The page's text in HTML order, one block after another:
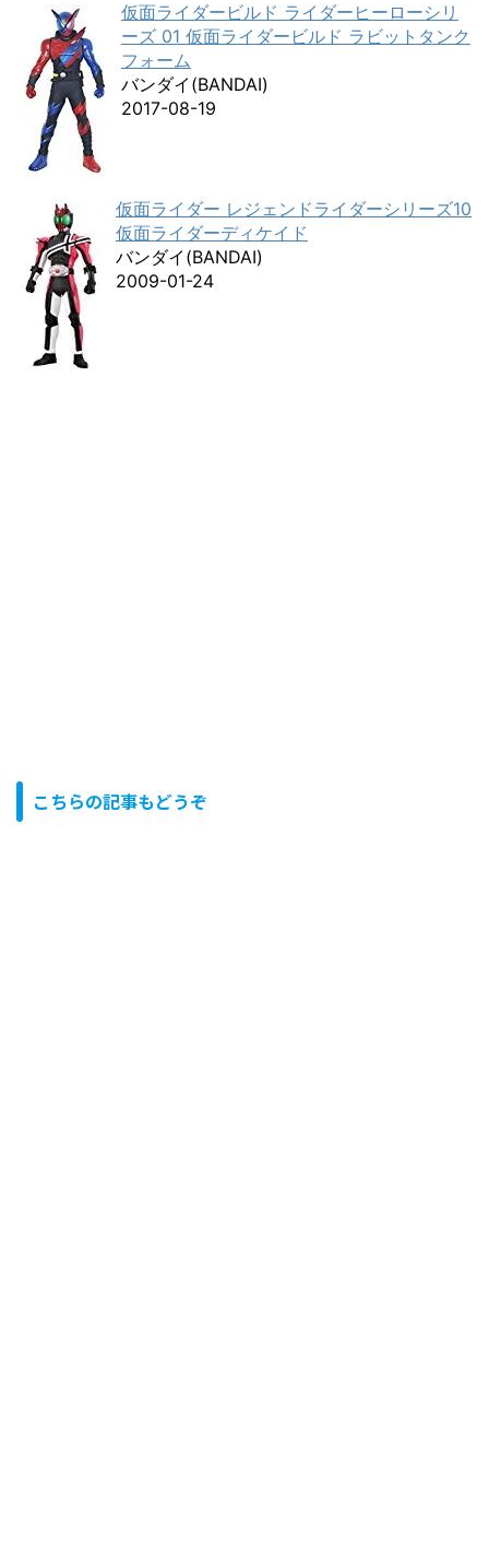
仮面ライダービルド ライダーヒーローシリ
ーズ 01 仮面ライダービルド ラビットタンク
フォーム
バンダイ(BANDAI)
2017-08-19
仮面ライダー レジェンドライダーシリーズ10
仮面ライダーディケイド
バンダイ(BANDAI)
2009-01-24
こちらの記事もどうぞ